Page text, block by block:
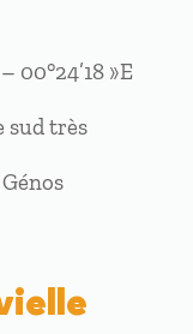
00°24’18 »E
sud très